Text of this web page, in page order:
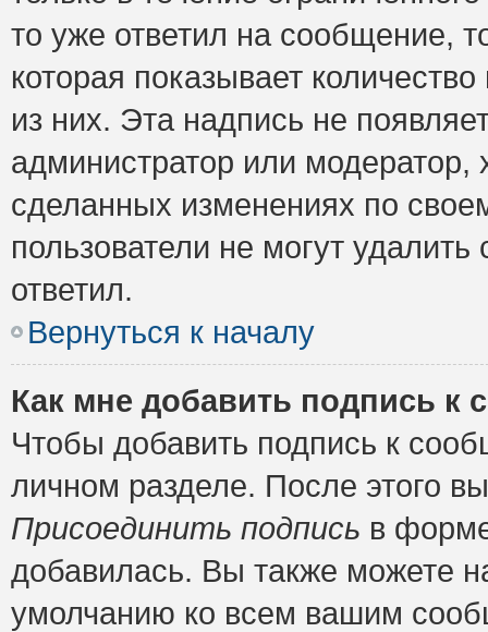
то уже ответил на сообщение,
которая показывает
из них. Эта надпись не
администратор или модератор,
сделанных изменениях по
пользователи не могут
ответил.
Вернуться к началу
Как мне добавить подпись к
Чтобы добавить подпись к
личном разделе. После этого
Присоединить подпись в
добавилась. Вы также можете
умолчанию ко всем вашим